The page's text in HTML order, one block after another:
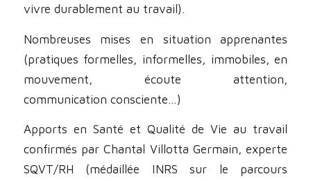
vivre durablement au travail).
Nombreuses mises en situation apprenantes
(pratiques formelles, informelles, immobiles, en
mouvement, écoute attention,
communication consciente…)
Apports en Santé et Qualité de Vie au travail
confirmés par Chantal Villotta Germain, experte
SQVT/RH (médaillée INRS sur le parcours